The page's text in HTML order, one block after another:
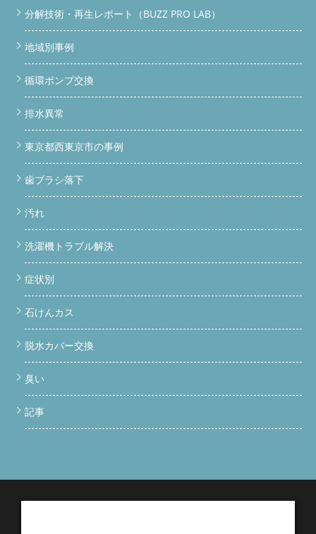
分解技術・再生レポート（BUZZ PRO LAB）
地域別事例
循環ポンプ交換
排水異常
東京都西東京市の事例
歯ブラシ落下
汚れ
洗濯機トラブル解決
症状別
石けんカス
脱水カバー交換
臭い
記事